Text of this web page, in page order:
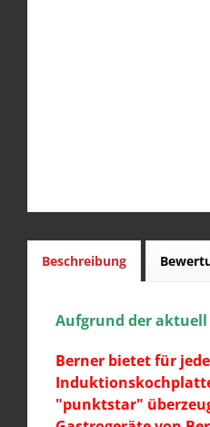
Beschreibung
Aufgrund der aktuell
Berner bietet für
"punktstar"